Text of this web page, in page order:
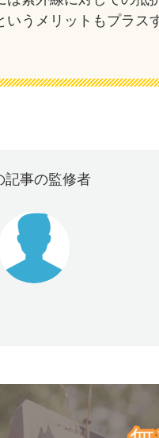
いうメリットもプラス
記事の監修者